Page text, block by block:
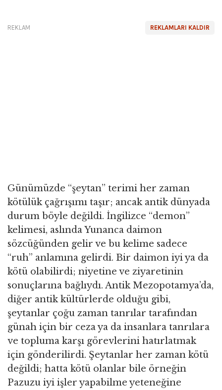
REKLAMLARI KALDIR
REKLAM
Günümüzde “şeytan” terimi her zaman
kötülük çağrışımı taşır; ancak antik dünyada
durum böyle değildi. İngilizce “demon”
kelimesi, aslında Yunanca daimon
sözcüğünden gelir ve bu kelime sadece
“ruh” anlamına gelirdi. Bir daimon iyi ya da
kötü olabilirdi; niyetine ve ziyaretinin
sonuçlarına bağlıydı. Antik Mezopotamya’da,
diğer antik kültürlerde olduğu gibi,
şeytanlar çoğu zaman tanrılar tarafından
günah için bir ceza ya da insanlara tanrılara
ve topluma karşı görevlerini hatırlatmak
için gönderilirdi. Şeytanlar her zaman kötü
değildi; hatta kötü olanlar bile örneğin
Pazuzu iyi işler yapabilme yeteneğine